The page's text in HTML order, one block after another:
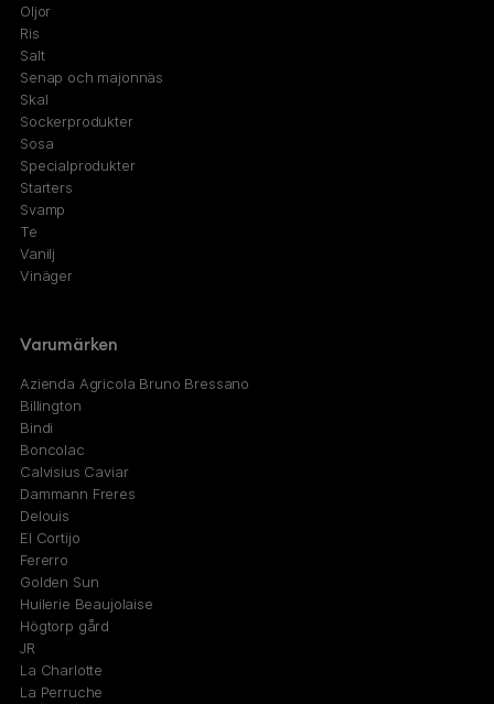
Oljor
Ris
Salt
Senap och majonnäs
Skal
Sockerprodukter
Sosa
Specialprodukter
Starters
Svamp
Te
Vanilj
Vinäger
Varumärken
Azienda Agricola Bruno Bressano
Billington
Bindi
Boncolac
Calvisius Caviar
Dammann Freres
Delouis
El Cortijo
Fererro
Golden Sun
Huilerie Beaujolaise
Högtorp gård
JR
La Charlotte
La Perruche